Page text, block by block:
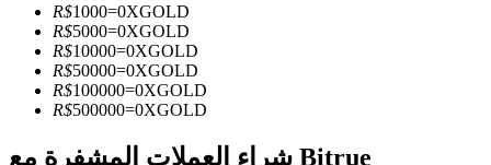
معلومة
تحليل البيانات الضخمة بما في ذلك المعلومات التجارية، وما
R$1000=0XGOLD
R$5000=0XGOLD
R$10000=0XGOLD
R$50000=0XGOLD
R$100000=0XGOLD
R$500000=0XGOLD
شراء العملات المشفرة مع Bitrue